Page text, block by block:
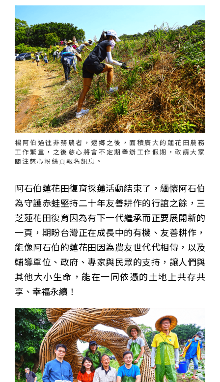
楊阿伯過往非務農者，返鄉之後，面積廣大的蓮花田農務
工作繁重，之後慈心將會不定期舉辦工作假期，敬請大家
關注慈心粉絲頁報名訊息。
阿石伯蓮花田復育採蓮活動結束了，緬懷阿石伯
為守護赤蛙堅持二十年友善耕作的行誼之餘，三
芝蓮花田復育因為有下一代繼承而正要展開新的
一頁，期盼台灣正在成長中的有機、友善耕作，
能像阿石伯的蓮花田因為農友世代代相傳，以及
輔導單位、政府、專家與民眾的支持，讓人們與
其他大小生命，能在一同依憑的土地上共存共
享、幸福永續！